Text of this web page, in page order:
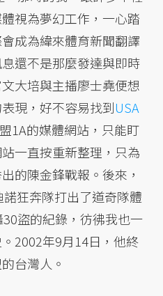
視為夢幻工作，一心踏
成為緯來體育新聞翻譯
還不是那麼發達與即時
大培與主播廖士堯便想
現，好不容易找到USA
1A的媒體網站，只能盯
一直按重新整理，只為
的陳金鋒戰報。後來，
狂奔隊打出了道奇隊體
盜的紀錄，彷彿我也一
2002年9月14日，他終
台灣人。